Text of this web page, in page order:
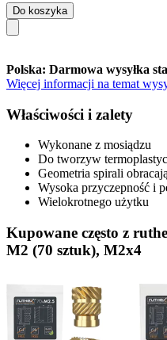
Do koszyka
Polska: Darmowa wysyłka
Więcej informacji na temat
Właściwości i zalety
Wykonane z mosiądzu
Do tworzyw
Geometria spirali
Wysoka przyczepność i
Wielokrotnego użytku
Kupowane często z
M2 (70 sztuk), M2x4